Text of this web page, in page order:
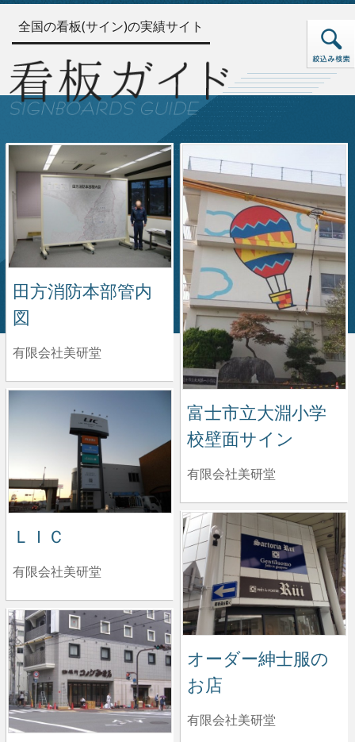
全国の看板(サイン)の実績サイト
田方消防本部管内
図
有限会社美研堂
富士市立大淵小学
校壁面サイン
有限会社美研堂
ＬＩＣ
有限会社美研堂
オーダー紳士服の
お店
有限会社美研堂